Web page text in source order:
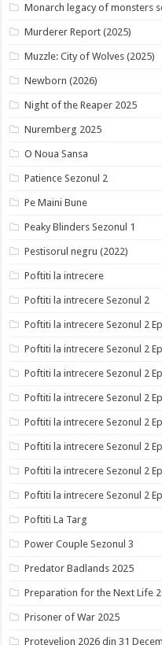
Monarch legacy of monsters
Murderer Report (2025)
Muzzle: City of Wolves (2025)
Newborn (2026)
Night of the Reaper 2025
Nuremberg 2025
O Noua Sansa
Patience Sezonul 2
Pe Maini Bune
Peaky Blinders Sezonul 1
Pestisorul negru (2022)
Poftiti la intrecere
Poftiti la intrecere Sezonul 2
Poftiti la intrecere Sezonul 2
Poftiti la intrecere Sezonul 2
Poftiti la intrecere Sezonul 2
Poftiti la intrecere Sezonul 2
Poftiti la intrecere Sezonul 2
Poftiti la intrecere Sezonul 2
Poftiti la intrecere Sezonul 2
Poftiti la intrecere Sezonul 2
Poftiti La Targ
Power Couple Sezonul 3
Predator Badlands 2025
Preparation for the Next Life
Prisoner of War 2025
Protevelion 2026 din 31